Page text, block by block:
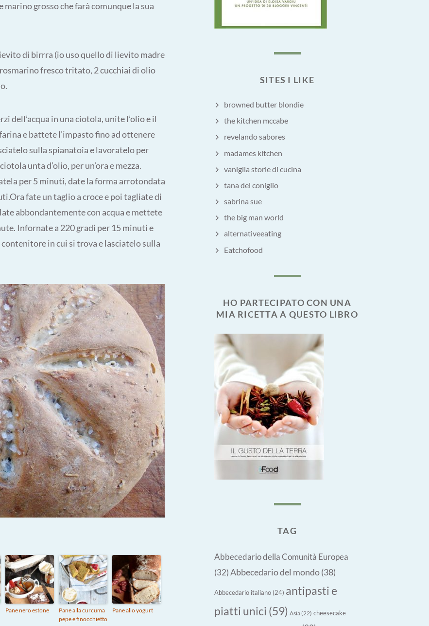
grosso che farà comunque la sua
di birrra (io uso quello di lievito madre
rosmarino fresco tritato, 2 cucchiai di olio
dell’acqua in una ciotola, unite l’olio e il
e battete l’impasto fino ad ottenere
sulla spianatoia e lavoratelo per
unta d’olio, per un’ora e mezza.
per 5 minuti, date la forma arrotondata
fate un taglio a croce e poi tagliate di
abbondantemente con acqua e mettete
Infornate a 220 gradi per 15 minuti e
in cui si trova e lasciatelo sulla
Pane nero estone
Pane alla curcuma
pepe e finocchietto
Pane allo yogurt
SITES I LIKE
browned butter blondie
the kitchen mccabe
revelando sabores
madames kitchen
vaniglia storie di cucina
tana del coniglio
sabrina sue
the big man world
alternativeeating
Eatchofood
HO PARTECIPATO CON UNA
MIA RICETTA A QUESTO LIBRO
TAG
Abbecedario della Comunità Europea
(32) Abbecedario del mondo(38)
Abbecedario italiano (24) antipasti e
piatti unici (59) Asia(22) cheesecake